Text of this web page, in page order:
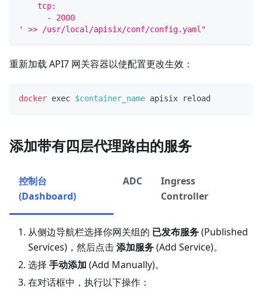
    tcp:
      - 2000
' >> /usr/local/apisix/conf/config.yaml"
重新加载 API7 网关容器以使配置更改生效：
docker exec $container_name apisix reload
添加带有四层代理路由的服务
控制台
(Dashboard)
ADC
Ingress
Controller
从侧边导航栏选择你网关组的 已发布服务(Published
Services)，然后点击添加服务(Add Service)。
选择 手动添加 (Add Manually)。
在对话框中，执行以下操作：